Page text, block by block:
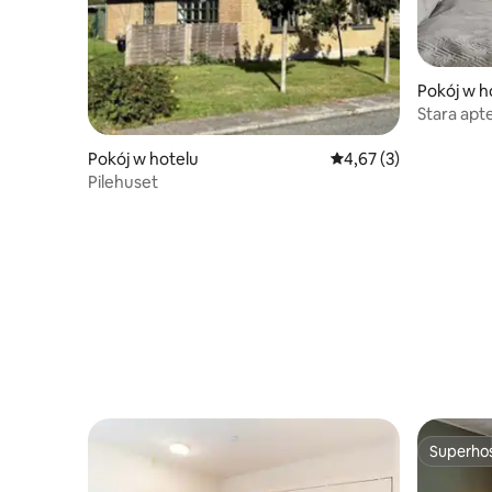
Pokój w hotelu Średnia ocena: 4,67
4,67 (3)
Pilehuset
Pokój w
Stara